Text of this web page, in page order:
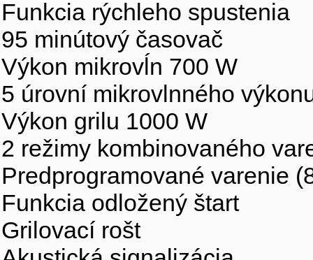
Funkcia rýchleho spustenia
95 minútový časovač
Výkon mikrovĺn 700 W
5 úrovní mikrovlnného
Výkon grilu 1000 W
2 režimy kombinovaného
Predprogramované varenie
Funkcia odložený štart
Grilovací rošt